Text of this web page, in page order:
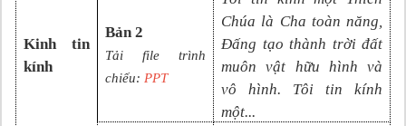
Kinh tin
kính
Bản 2
Tải file trình
chiếu: PPT
Chúa là Cha toàn năng,
Đấng tạo thành trời đất
muôn vật hữu hình và
vô hình. Tôi tin kính
một...